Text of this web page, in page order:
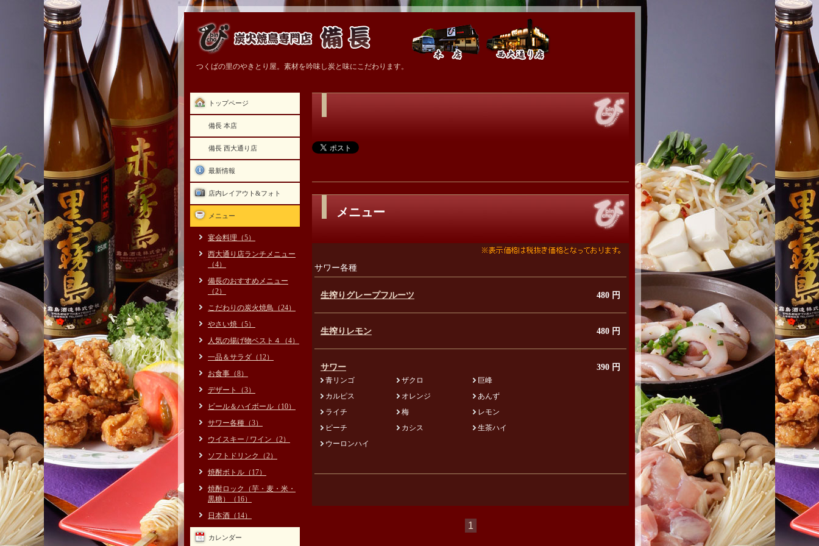
つくばの里のやきとり屋。素材を吟味し炭と味にこだわります。
メニュー
サワー各種
480 円
生搾りグレープフルーツ
480 円
生搾りレモン
390 円
サワー
青リンゴ ザクロ
巨峰
カルピス
オレンジ
あんず
ライチ
梅
レモン
ピーチ
カシス
生茶ハイ
ウーロンハイ
1
トップページ
備長 本店
備長 西大通り店
最新情報
店内レイアウト&フォト
メニュー
宴会料理（5）
西大通り店ランチメニュー
（4）
備長のおすすめメニュー
（2）
こだわりの炭火焼鳥（24）
やさい焼（5）
人気の揚げ物ベスト４（4）
一品＆サラダ（12）
お食事（8）
デザート（3）
ビール＆ハイボール（10）
サワー各種（3）
ウイスキー / ワイン（2）
ソフトドリンク（2）
焼酎ボトル（17）
焼酎ロック（芋・麦・米・
黒糖）（16）
日本酒（14）
カレンダー